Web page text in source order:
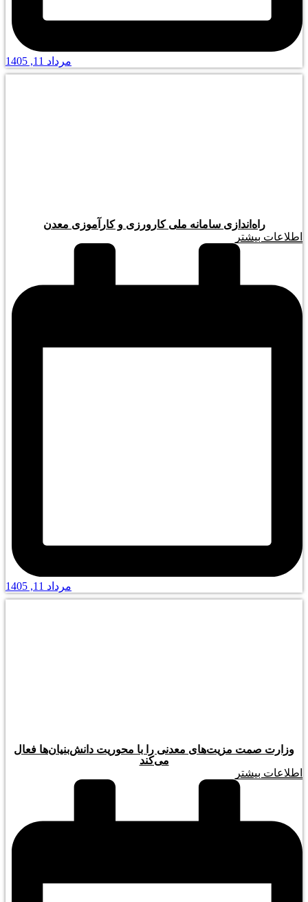
مرداد 11, 1405
راه‌اندازی سامانه ملی کارورزی و کارآموزی معدن
اطلاعات بیشتر
مرداد 11, 1405
وزارت صمت مزیت‌های معدنی را با محوریت دانش‌بنیان‌ها فعال
می‌کند
اطلاعات بیشتر